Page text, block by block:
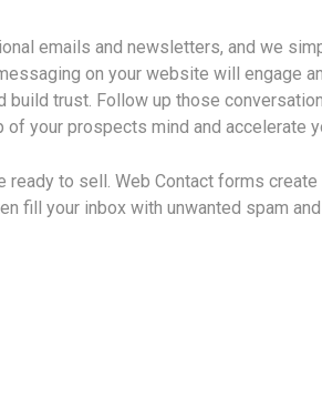
emails and newsletters, and we
on your website will engage
build trust. Follow up those
of your prospects mind and accelerate
ready to sell. Web Contact forms
fill your inbox with unwanted spam